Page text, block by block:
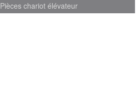
Pièces chariot élévateur